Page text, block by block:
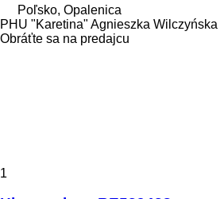
Poľsko, Opalenica
PHU "Karetina" Agnieszka Wilczyńska
Obráťte sa na predajcu
1